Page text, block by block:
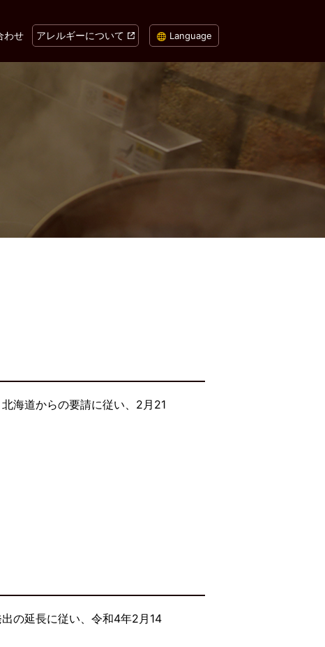
Language
わせ アレルギーについて
海道からの要請に従い、2月21
の延長に従い、令和4年2月14